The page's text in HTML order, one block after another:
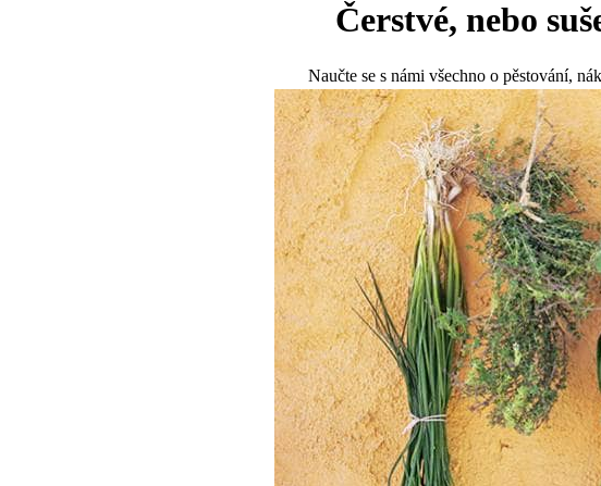
Čerstvé, nebo
Naučte se s námi všechno o pěstování,